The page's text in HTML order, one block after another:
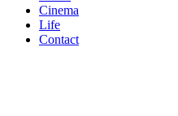
Cinema
Life
Contact